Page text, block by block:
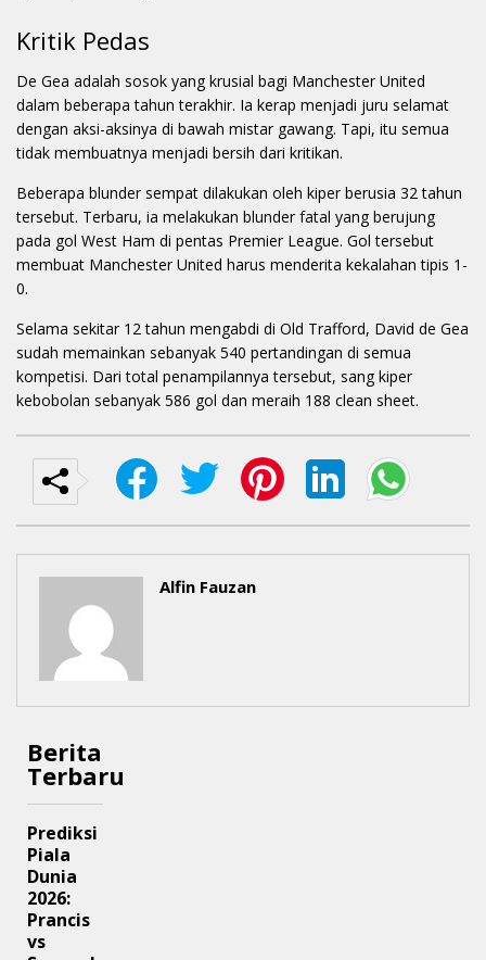
Kritik Pedas
De Gea adalah sosok yang krusial bagi Manchester United
dalam beberapa tahun terakhir. Ia kerap menjadi juru selamat
dengan aksi-aksinya di bawah mistar gawang. Tapi, itu semua
tidak membuatnya menjadi bersih dari kritikan.
Beberapa blunder sempat dilakukan oleh kiper berusia 32 tahun
tersebut. Terbaru, ia melakukan blunder fatal yang berujung
pada gol West Ham di pentas Premier League. Gol tersebut
membuat Manchester United harus menderita kekalahan tipis 1-
0.
Selama sekitar 12 tahun mengabdi di Old Trafford, David de Gea
sudah memainkan sebanyak 540 pertandingan di semua
kompetisi. Dari total penampilannya tersebut, sang kiper
kebobolan sebanyak 586 gol dan meraih 188 clean sheet.
Alfin Fauzan
Berita
Terbaru
Prediksi
Piala
Dunia
2026:
Prancis
vs